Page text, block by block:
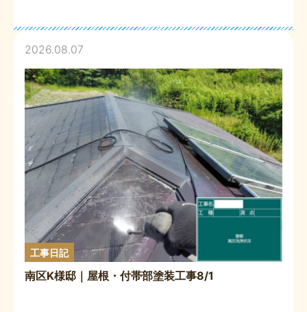
2026.08.07
工事日記
南区K様邸｜屋根・付帯部塗装工事8/1